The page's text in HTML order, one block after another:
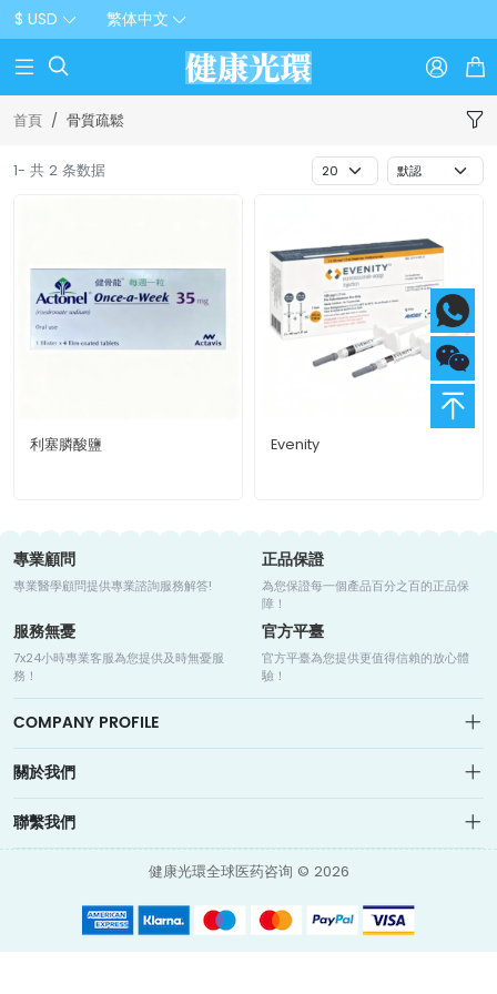
$ USD 繁体中文
  
首頁 骨質疏鬆
1- 共 2 条数据
利塞膦酸鹽 Evenity
專業顧問
專業醫學顧問提供專業諮詢服務解答!
正品保證
為您保證每一個產品百分之百的正品保
障！
服務無憂
7x24小時專業客服為您提供及時無憂服
務！
官方平臺
官方平臺為您提供更值得信賴的放心體
驗！
COMPANY PROFILE
健康光環是全球領先的世界線上藥房，藥房聯合老撾、印度、孟加拉、美
國、德國、日本等知名製藥企業，為腫瘤患者提供全球藥品資訊諮詢、藥
關於我們
关于我们
网站地图
聯繫我們
info@medicalhalo.com
Medical Halo (Hong Kong) Technology Limited
健康光環全球医药咨询 © 2026